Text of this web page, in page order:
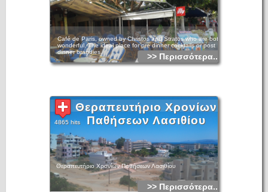
Café de Paris, owned by Christos and Stratos who are both
wonderful. The ideal place for pre dinner cocktails or post
dinner brandies.
>> Περισσότερα...
Θεραπευτήριο Χρονίων
Παθήσεων Λασιθίου
4865 hits
Θεραπευτήριο Χρονίων Παθήσεων Λασιθίου
>> Περισσότερα...